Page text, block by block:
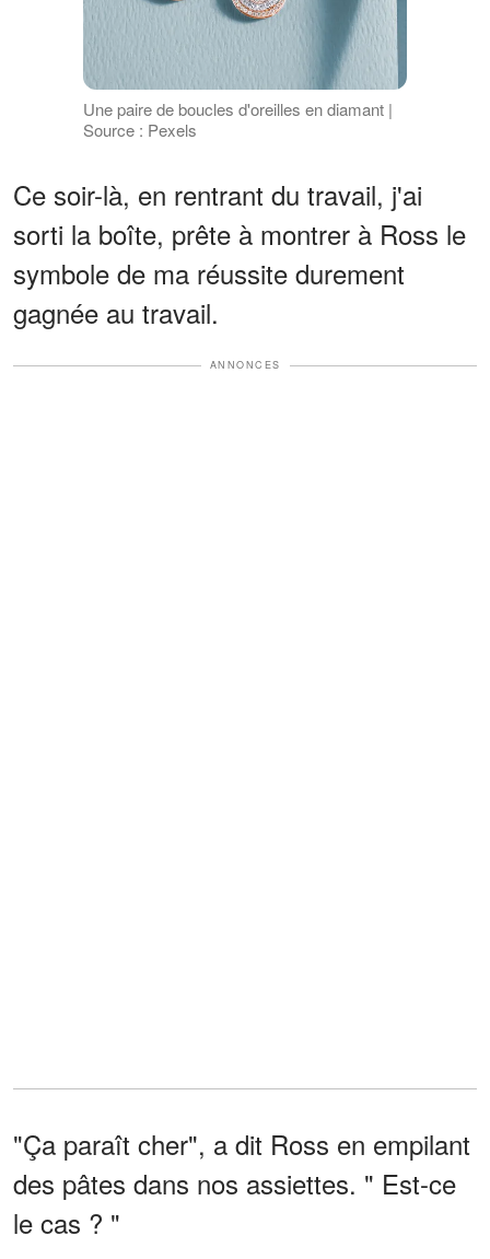
Une paire de boucles d'oreilles en diamant |
Source : Pexels
Ce soir-là, en rentrant du travail, j'ai
sorti la boîte, prête à montrer à Ross le
symbole de ma réussite durement
gagnée au travail.
ANNONCES
"Ça paraît cher", a dit Ross en empilant
des pâtes dans nos assiettes. " Est-ce
le cas ? "